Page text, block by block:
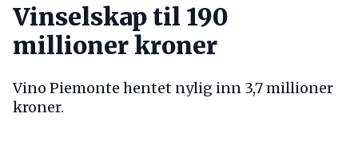
Vinselskap til 190
millioner kroner
Vino Piemonte hentet nylig inn 3,7 millioner
kroner.